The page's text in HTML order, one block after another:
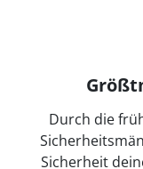
Durch die
Sicherheit